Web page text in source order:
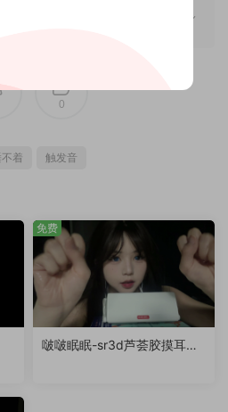
0
着 触发音
啵啵眠眠-sr3d芦荟胶摸耳
免费